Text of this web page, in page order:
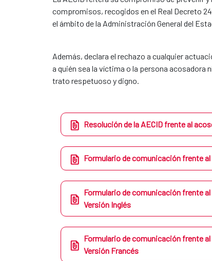
compromisos, recogidos en el Real Decreto
el ámbito de la Administración General del
Además, declara el rechazo a cualquier
a quién sea la víctima o la persona acosadora
trato respetuoso y digno.
Resolución de la AECID frente al
Formulario de comunicación frente
Formulario de comunicación frente
Versión Inglés
Formulario de comunicación frente
Versión Francés